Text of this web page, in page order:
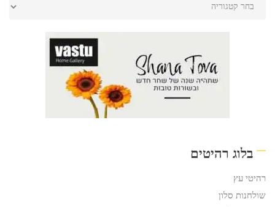
בלוג רהיטים
רהיטי עץ
שולחנות סלון